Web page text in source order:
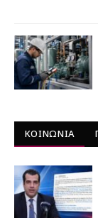
ΚΟΙΝΩΝΙΑ